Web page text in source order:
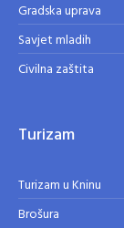
Gradska uprava
Savjet mladih
Civilna zaštita
Turizam
Turizam u Kninu
Brošura